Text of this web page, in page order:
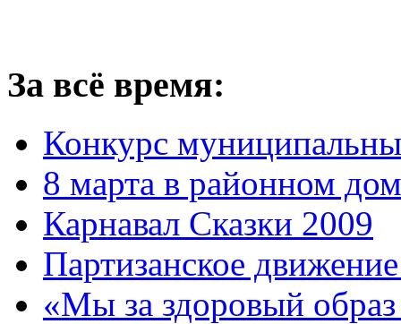
За всё время:
Конкурс
8 марта в районном
Карнавал Сказки 2009
Партизанское
«Мы за здоровый